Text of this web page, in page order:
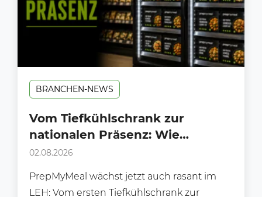
BRANCHEN-NEWS
Vom Tiefkühlschrank zur
nationalen Präsenz: Wie
PrepMyMeal den deutschen LEH
02.08.2026
PrepMyMeal wächst jetzt auch rasant im
LEH: Vom ersten Tiefkühlschrank zur